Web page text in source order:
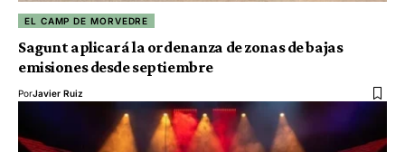
EL CAMP DE MORVEDRE
Sagunt aplicará la ordenanza de zonas de bajas
emisiones desde septiembre
PorJavier Ruiz